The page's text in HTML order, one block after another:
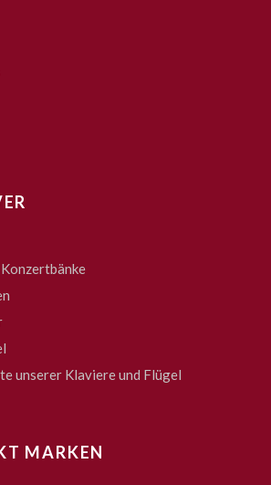
unserer Klaviere und Flügel
MARKEN